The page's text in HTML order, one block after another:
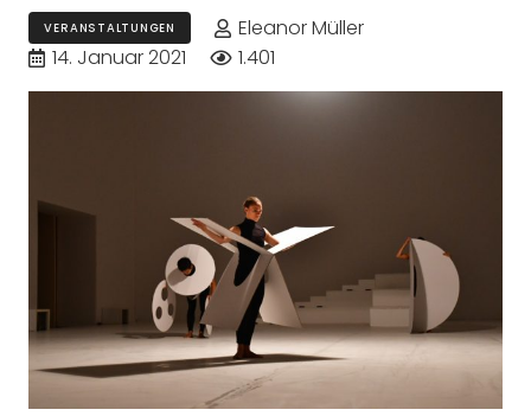
VERANSTALTUNGEN
Eleanor Müller
14. Januar 2021
1.401